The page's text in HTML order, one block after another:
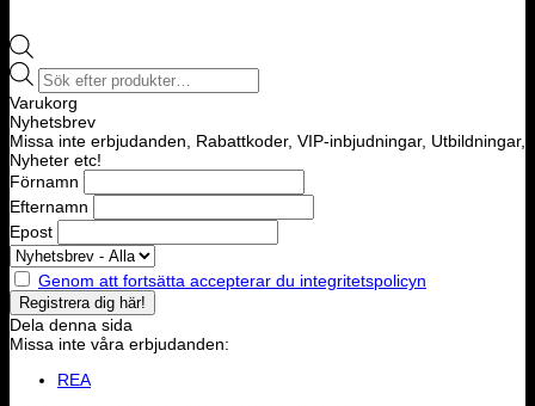
Products
search
Varukorg
Nyhetsbrev
Missa inte erbjudanden, Rabattkoder, VIP-inbjudningar, Utbildningar,
Nyheter etc!
Förnamn
Efternamn
Epost
Genom att fortsätta accepterar du integritetspolicyn
Dela denna sida
Missa inte våra erbjudanden:
REA